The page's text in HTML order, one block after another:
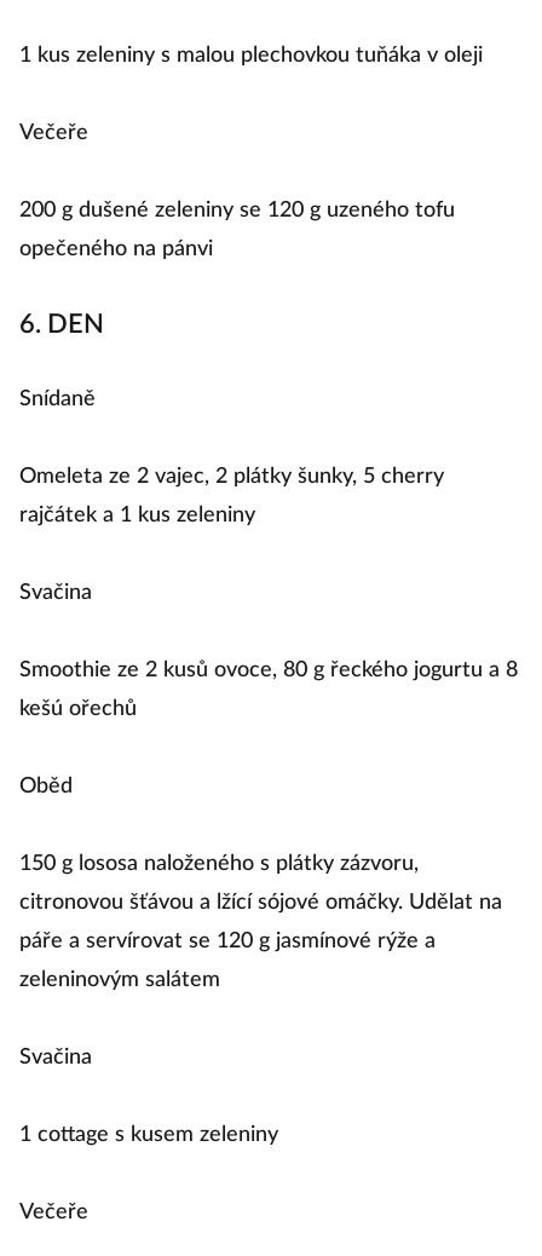
1 kus zeleniny s malou plechovkou tuňáka v oleji
Večeře
200 g dušené zeleniny se 120 g uzeného tofu
opečeného na pánvi
6. DEN
Snídaně
Omeleta ze 2 vajec, 2 plátky šunky, 5 cherry
rajčátek a 1 kus zeleniny
Svačina
Smoothie ze 2 kusů ovoce, 80 g řeckého jogurtu a 8
kešú ořechů
Oběd
150 g lososa naloženého s plátky zázvoru,
citronovou šťávou a lžící sójové omáčky. Udělat na
páře a servírovat se 120 g jasmínové rýže a
zeleninovým salátem
Svačina
1 cottage s kusem zeleniny
Večeře